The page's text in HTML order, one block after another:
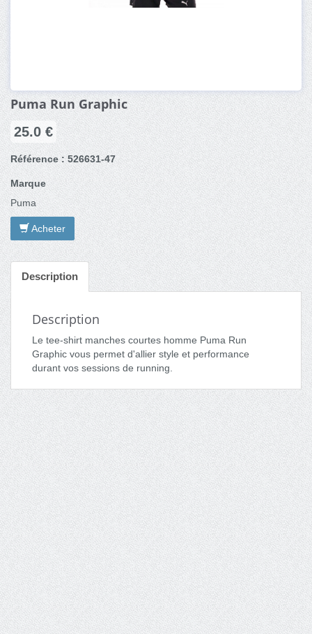
Puma Run Graphic
25.0 €
Référence : 526631-47
Marque
Puma
Acheter
Description
Description
Le tee-shirt manches courtes homme Puma Run
Graphic vous permet d'allier style et performance
durant vos sessions de running.